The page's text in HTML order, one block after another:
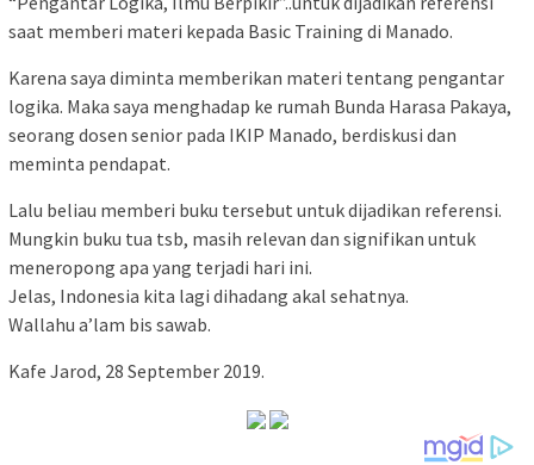
saat memberi materi kepada Basic Training di Manado.
Karena saya diminta memberikan materi tentang pengantar
logika. Maka saya menghadap ke rumah Bunda Harasa Pakaya,
seorang dosen senior pada IKIP Manado, berdiskusi dan
meminta pendapat.
Lalu beliau memberi buku tersebut untuk dijadikan referensi.
Mungkin buku tua tsb, masih relevan dan signifikan untuk
meneropong apa yang terjadi hari ini.
Jelas, Indonesia kita lagi dihadang akal sehatnya.
Wallahu a’lam bis sawab.
Kafe Jarod, 28 September 2019.